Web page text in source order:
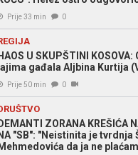
Prije 33 min 0
U SKUPŠTINI
gađala Aljbina Kurtija
Prije 50 min 0
ZORANA KREŠIĆA
"SB": "Neistinita je tvrdnja
da ja ne